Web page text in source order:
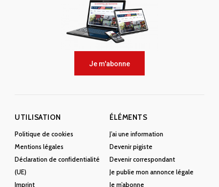
Je m'abonne
UTILISATION
Politique de cookies
Mentions légales
Déclaration de confidentialité
(UE)
Imprint
ÉLÉMENTS
J’ai une information
Devenir pigiste
Devenir correspondant
Je publie mon annonce légale
Je m’abonne